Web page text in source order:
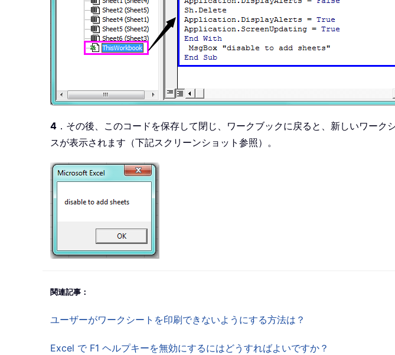
4 ．その後、このコードを保存して閉じ、ワークブックに戻ると、新しいワー
スが表示されます（下記スクリーンショット参照）。
関連記事：
ユーザーがワークシートを印刷できないようにする方法は？
Excel で F1 ヘルプキーを無効にするにはどうすればよいですか？